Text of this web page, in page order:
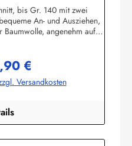
bis Gr. 140 mit zwei
An- und Ausziehen,
Baumwolle, angenehm auf
Wittmundinfo@modas-
Preis:
€
Versandkosten